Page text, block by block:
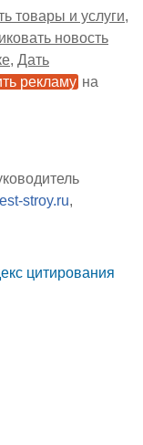
товары и услуги
новость
Дать
рекламу на
stroy.ru